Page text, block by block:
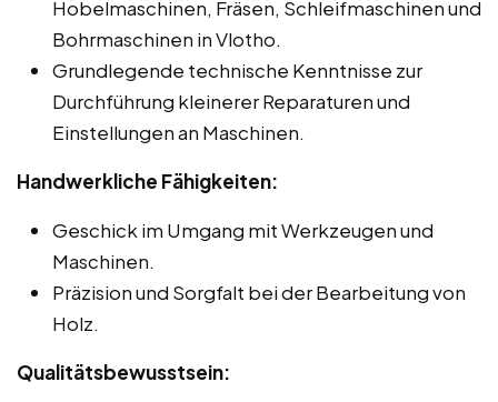
Hobelmaschinen, Fräsen, Schleifmaschinen und
Bohrmaschinen in Vlotho.
Grundlegende technische Kenntnisse zur
Durchführung kleinerer Reparaturen und
Einstellungen an Maschinen.
Handwerkliche Fähigkeiten:
Geschick im Umgang mit Werkzeugen und
Maschinen.
Präzision und Sorgfalt bei der Bearbeitung von
Holz.
Qualitätsbewusstsein: